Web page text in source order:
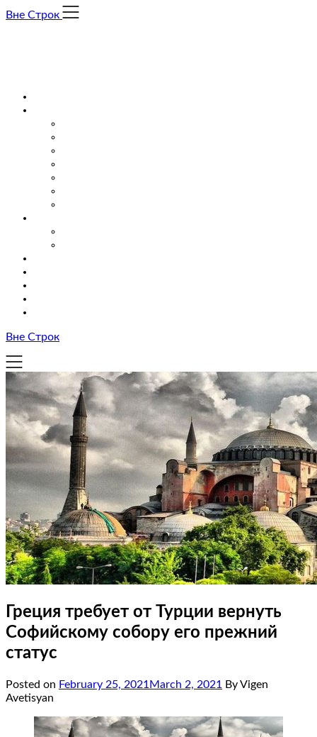
Skip
Вне Строк
Вне Строк
Греция требует от Турции вернуть
Софийскому собору его прежний
статус
Posted on February 25, 2021 March 2, 2021
By Vigen
Avetisyan